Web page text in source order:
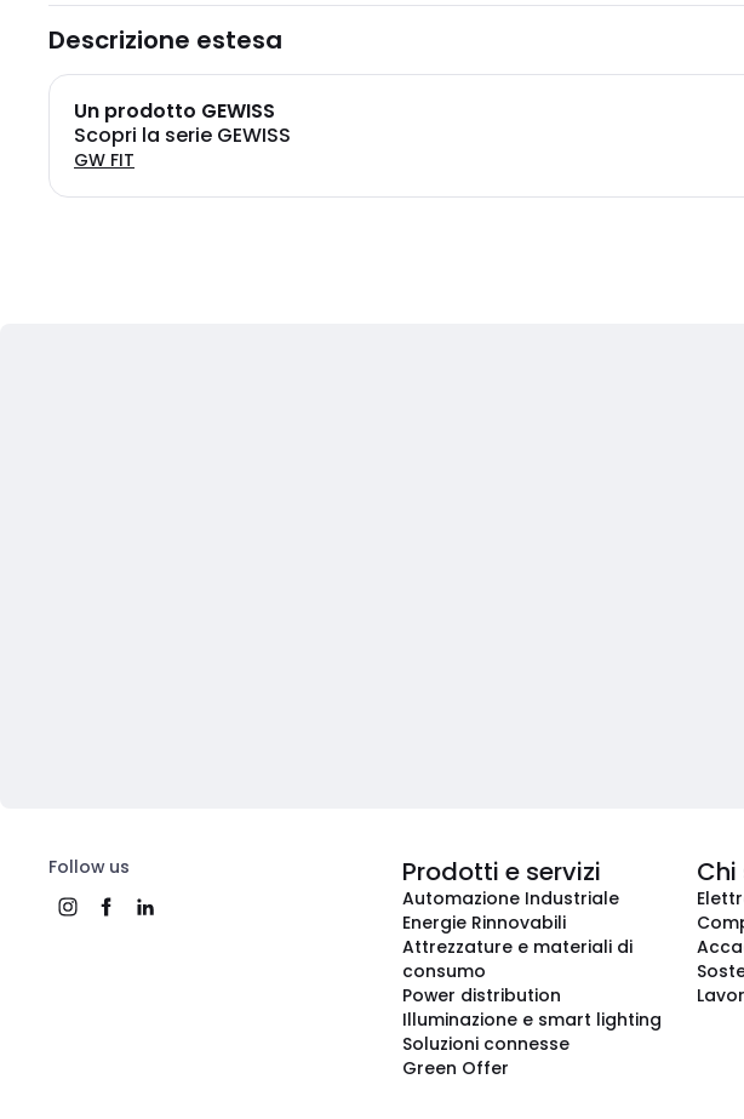
Descrizione estesa
Un prodotto GEWISS
Scopri la serie GEWISS
GW FIT
Follow us Prodotti e servizi
Automazione Industriale
Energie Rinnovabili
Attrezzature e materiali di
consumo
Power distribution
Illuminazione e smart lighting
Soluzioni connesse
Green Offer